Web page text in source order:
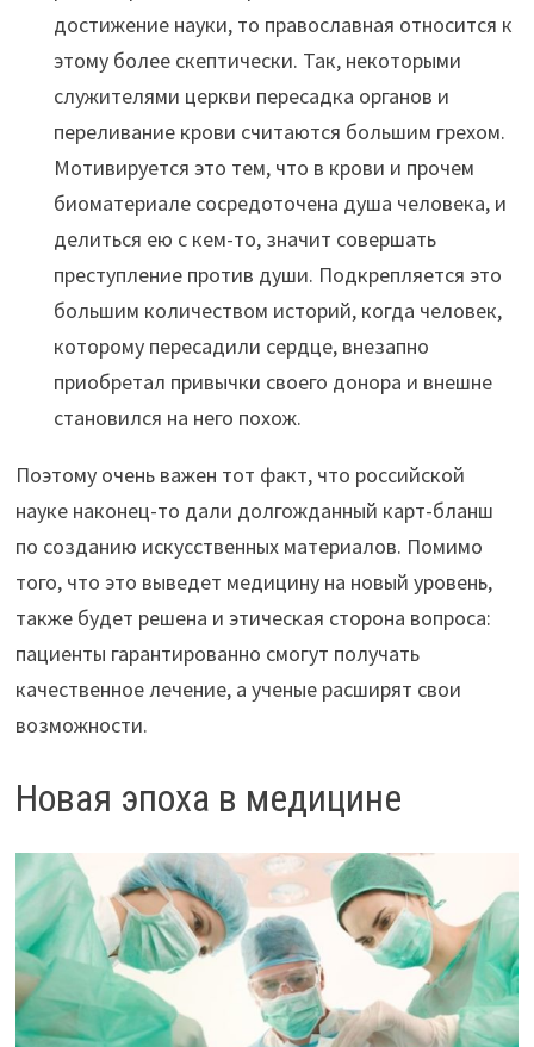
достижение науки, то православная относится к
этому более скептически. Так, некоторыми
служителями церкви пересадка органов и
переливание крови считаются большим грехом.
Мотивируется это тем, что в крови и прочем
биоматериале сосредоточена душа человека, и
делиться ею с кем-то, значит совершать
преступление против души. Подкрепляется это
большим количеством историй, когда человек,
которому пересадили сердце, внезапно
приобретал привычки своего донора и внешне
становился на него похож.
Поэтому очень важен тот факт, что российской
науке наконец-то дали долгожданный карт-бланш
по созданию искусственных материалов. Помимо
того, что это выведет медицину на новый уровень,
также будет решена и этическая сторона вопроса:
пациенты гарантированно смогут получать
качественное лечение, а ученые расширят свои
возможности.
Новая эпоха в медицине